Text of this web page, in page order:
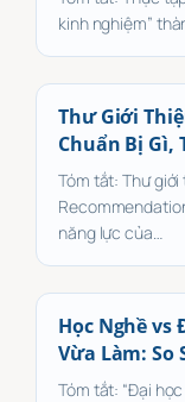
kinh nghiệm”
Thư Giới
Chuẩn Bị Gì,
Tóm tắt: Thư
năng lực của…
Học Nghề vs
Vừa Làm: So
Tóm tắt: “Đại